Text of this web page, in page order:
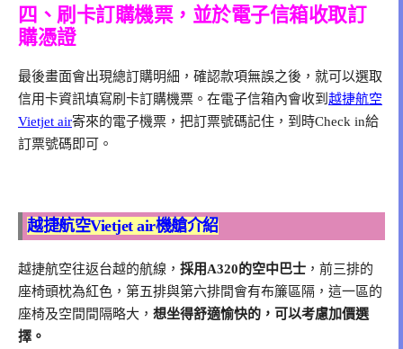
四、刷卡訂購機票，並於電子信箱收取訂
購憑證
最後畫面會出現總訂購明細，確認款項無誤之後，就可以選取
信用卡資訊填寫刷卡訂購機票。在電子信箱內會收到 越捷航空
Vietjet air寄來的電子機票，把訂票號碼記住，到時Check in給
訂票號碼即可。
越捷航空Vietjet air機艙介紹
越捷航空往返台越的航線， 採用A320的空中巴士 ，前三排的
座椅頭枕為紅色，第五排與第六排間會有布簾區隔，這一區的
座椅及空間間隔略大， 想坐得舒適愉快的，可以考慮加價選
擇。